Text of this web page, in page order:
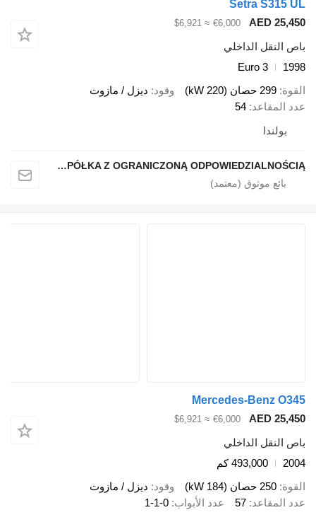
Setra S315
AED
€6,000
≈ $6,921
النقل الداخلي
Euro 3
299 حصان (220 kW) وقود ديزل / مازوت
المقاعد 54
بولندا
SINDBAD SPÓŁKA Z OGRANICZONĄ ODPOWIEDZIALNOŚCIĄ
Mercedes-Benz
AED
€6,000
≈ $6,921
النقل الداخلي
493,000 كم
250 حصان (184 kW) وقود ديزل / مازوت
المقاعد 57 عدد الأبواب 1-1-0